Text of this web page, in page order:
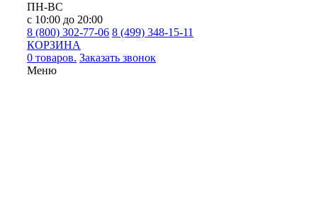
ПН-ВС
с 10:00 до 20:00
8 (800) 302-77-06 8 (499) 348-15-11
КОРЗИНА
0 товаров. Заказать звонок
Меню